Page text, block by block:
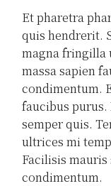
Et pharetra
quis hendrerit.
magna fringilla
massa sapien
condimentum.
faucibus
semper quis.
ultrices mi
Facilisis
condimentum.